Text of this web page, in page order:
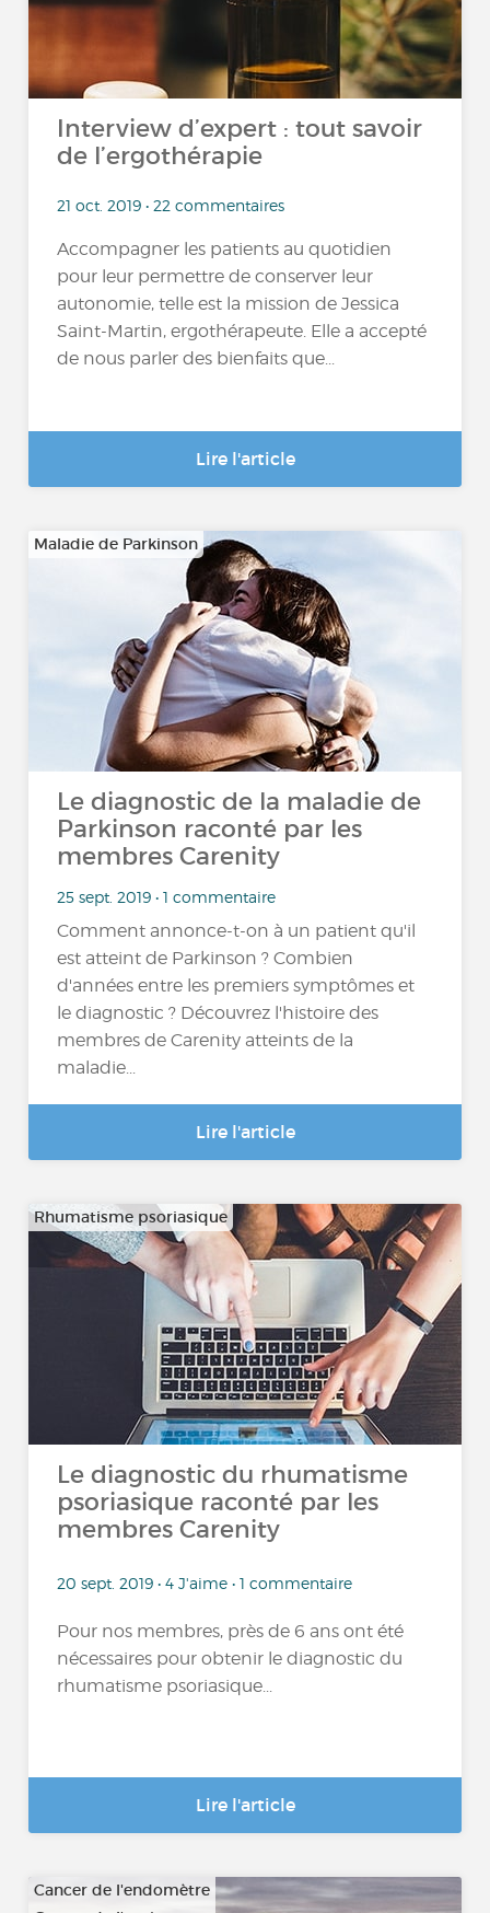
Interview d’expert : tout savoir
de l’ergothérapie
21 oct. 2019 • 22 commentaires
Accompagner les patients au quotidien
pour leur permettre de conserver leur
autonomie, telle est la mission de Jessica
Saint-Martin, ergothérapeute. Elle a accepté
de nous parler des bienfaits que...
Lire l'article
Maladie de Parkinson
Le diagnostic de la maladie de
Parkinson raconté par les
membres Carenity
25 sept. 2019 • 1 commentaire
Comment annonce-t-on à un patient qu'il
est atteint de Parkinson ? Combien
d'années entre les premiers symptômes et
le diagnostic ? Découvrez l'histoire des
membres de Carenity atteints de la
maladie...
Lire l'article
Rhumatisme psoriasique
Le diagnostic du rhumatisme
psoriasique raconté par les
membres Carenity
20 sept. 2019 • 4 J'aime • 1 commentaire
Pour nos membres, près de 6 ans ont été
nécessaires pour obtenir le diagnostic du
rhumatisme psoriasique...
Lire l'article
Cancer de l'endomètre